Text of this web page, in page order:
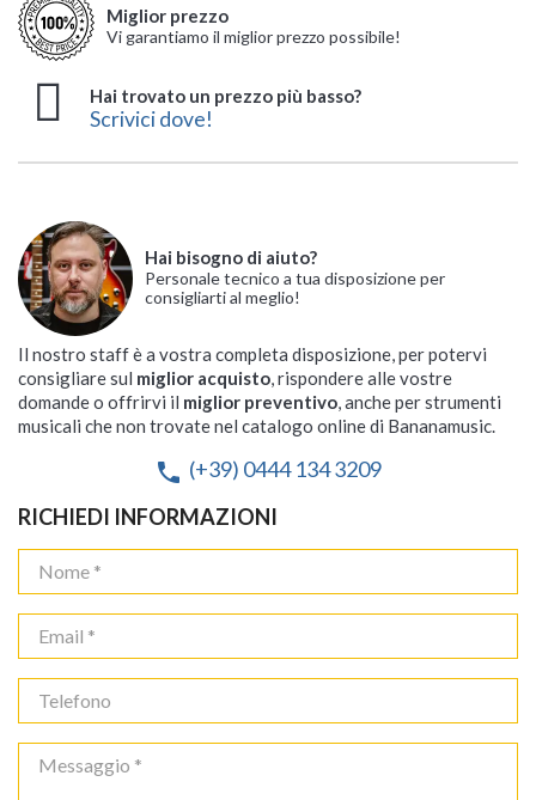
Miglior prezzo
Vi garantiamo il miglior prezzo possibile!
Hai trovato un prezzo più basso?
Scrivici dove!
Hai bisogno di aiuto?
Personale tecnico a tua disposizione per
consigliarti al meglio!
Il nostro staff è a vostra completa disposizione, per potervi
consigliare sul miglior acquisto, rispondere alle vostre
domande o offrirvi il miglior preventivo, anche per strumenti
musicali che non trovate nel catalogo online di Bananamusic.
phone (+39) 0444 134 3209
RICHIEDI INFORMAZIONI